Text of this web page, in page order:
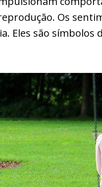
Os
Eles são símbolos